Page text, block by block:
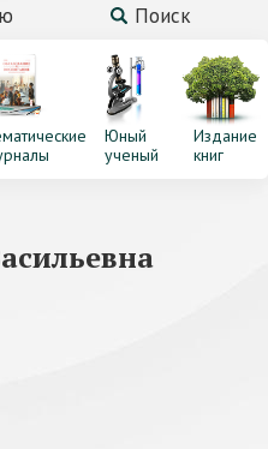
Поиск
Юный
ученый
Издание
книг